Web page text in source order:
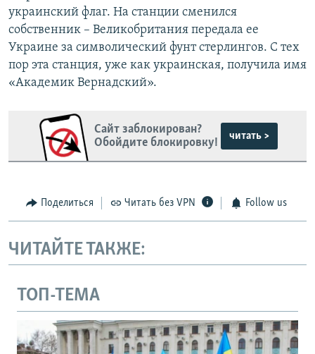
украинский флаг. На станции сменился
собственник – Великобритания передала ее
Украине за символический фунт стерлингов. С тех
пор эта станция, уже как украинская, получила имя
«Академик Вернадский».
Сайт заблокирован?
Обойдите блокировку!
читать >
Поделиться Читать без VPN Follow us
ЧИТАЙТЕ ТАКЖЕ:
ТОП-ТЕМА